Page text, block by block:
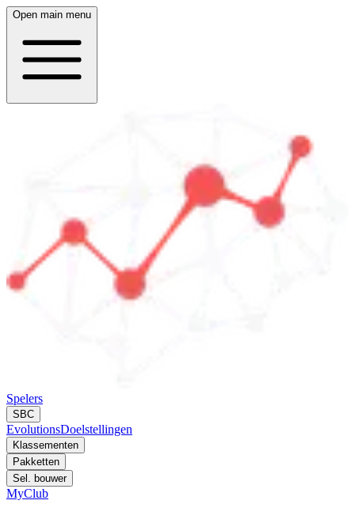
Open main menu
Spelers
SBC
EvolutionsDoelstellingen
Klassementen
Pakketten
Sel. bouwer
MyClub